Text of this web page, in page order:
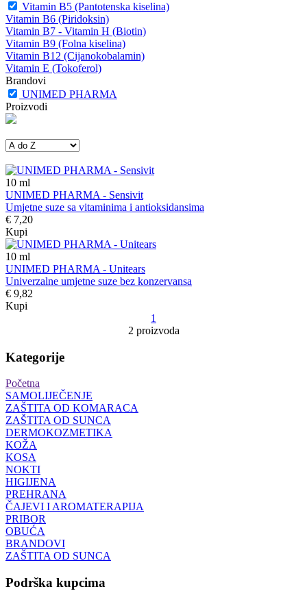
Vitamin B5 (Pantotenska kiselina)
Vitamin B6 (Piridoksin)
Vitamin B7 - Vitamin H (Biotin)
Vitamin B9 (Folna kiselina)
Vitamin B12 (Cijanokobalamin)
Vitamin E (Tokoferol)
Brandovi
UNIMED PHARMA
Proizvodi
10 ml
UNIMED PHARMA - Sensivit
Umjetne suze sa vitaminima i antioksidansima
€ 7,20
Kupi
10 ml
UNIMED PHARMA - Unitears
Univerzalne umjetne suze bez konzervansa
€ 9,82
Kupi
1
2 proizvoda
Kategorije
Početna
SAMOLIJEČENJE
ZAŠTITA OD KOMARACA
ZAŠTITA OD SUNCA
DERMOKOZMETIKA
KOŽA
KOSA
NOKTI
HIGIJENA
PREHRANA
ČAJEVI I AROMATERAPIJA
PRIBOR
OBUĆA
BRANDOVI
ZAŠTITA OD SUNCA
Podrška kupcima